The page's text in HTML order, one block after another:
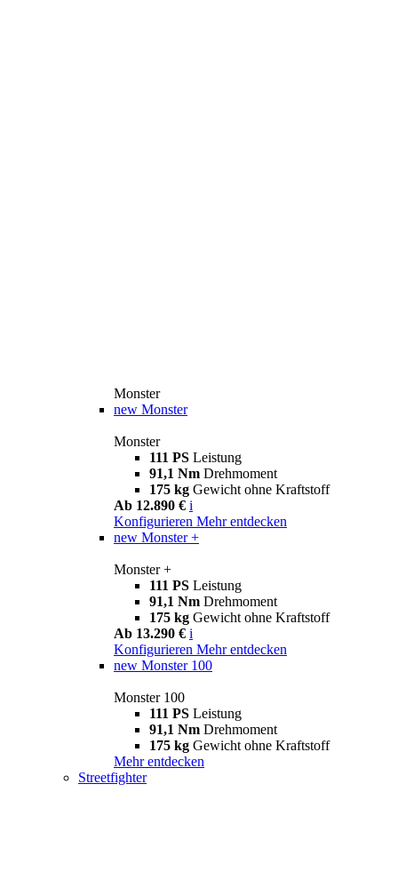
Monster
new Monster
Monster
111 PS Leistung
91,1 Nm Drehmoment
175 kg Gewicht ohne Kraftstoff
Ab 12.890 € i
Konfigurieren Mehr entdecken
new Monster +
Monster +
111 PS Leistung
91,1 Nm Drehmoment
175 kg Gewicht ohne Kraftstoff
Ab 13.290 € i
Konfigurieren Mehr entdecken
new Monster 100
Monster 100
111 PS Leistung
91,1 Nm Drehmoment
175 kg Gewicht ohne Kraftstoff
Mehr entdecken
Streetfighter